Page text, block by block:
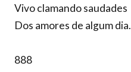
Vivo clamando saudades
Dos amores de algum dia.
888